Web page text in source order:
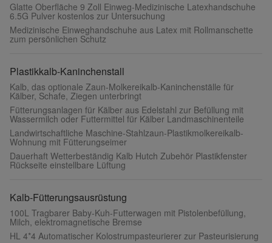
Glatte Oberfläche 9 Zoll Einweg-Medizinische Latexhandschuhe
6.5G Pulver kostenlos zur Untersuchung
Medizinische Einweghandschuhe aus Latex mit Rollmanschette
zum persönlichen Schutz
Plastikkalb-Kaninchenstall
Kalb, das optionale Zaun-Molkereikalb-Kaninchenställe für
Kälber, Schafe, Ziegen unterbringt
Fütterungsanlagen für Kälber aus Edelstahl zur Befüllung mit
Wassermilch oder Futtermittel für Kälber Landmaschinenteile
Landwirtschaftliche Maschine-Stahlzaun-Plastikmolkereikalb-
Wohnung mit Fütterungseimer
Dauerhaft Wetterbeständig Kalb Hutch Zubehör Plastikfenster
Rückseite einstellbare Lüftung
Kalb-Fütterungsausrüstung
100L Tragbarer Baby-Kuh-Futterwagen mit Pistolenbefüllung,
Milch, elektromagnetische Bremse
HL 4*4 Automatischer Kolostrumpasteurierer zur Pasteurisierung